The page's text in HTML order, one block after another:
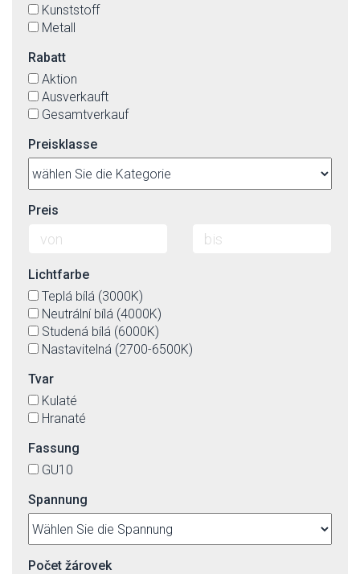
Kunststoff
Metall
Rabatt
Aktion
Ausverkauft
Gesamtverkauf
Preisklasse
Preis
Lichtfarbe
Teplá bílá (3000K)
Neutrální bílá (4000K)
Studená bílá (6000K)
Nastavitelná (2700-6500K)
Tvar
Kulaté
Hranaté
Fassung
GU10
Spannung
Počet žárovek